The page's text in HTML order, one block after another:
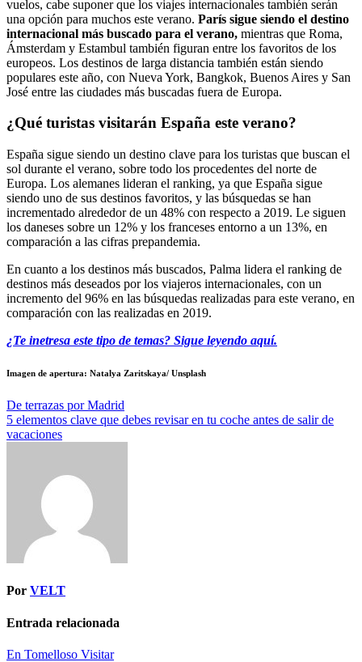
vuelos, cabe suponer que los viajes internacionales también serán
una opción para muchos este verano. París sigue siendo el destino
internacional más buscado para el verano, mientras que Roma,
Ámsterdam y Estambul también figuran entre los favoritos de los
europeos. Los destinos de larga distancia también están siendo
populares este año, con Nueva York, Bangkok, Buenos Aires y San
José entre las ciudades más buscadas fuera de Europa.
¿Qué turistas visitarán España este verano?
España sigue siendo un destino clave para los turistas que buscan el
sol durante el verano, sobre todo los procedentes del norte de
Europa. Los alemanes lideran el ranking, ya que España sigue
siendo uno de sus destinos favoritos, y las búsquedas se han
incrementado alrededor de un 48% con respecto a 2019. Le siguen
los daneses sobre un 12% y los franceses entorno a un 13%, en
comparación a las cifras prepandemia.
En cuanto a los destinos más buscados, Palma lidera el ranking de
destinos más deseados por los viajeros internacionales, con un
incremento del 96% en las búsquedas realizadas para este verano, en
comparación con las realizadas en 2019.
¿Te inetresa este tipo de temas? Sigue leyendo aquí.
Imagen de apertura: Natalya Zaritskaya/ Unsplash
Navegación
de
De terrazas por Madrid
5 elementos clave que debes revisar en tu coche antes de salir de
vacaciones
Por VELT
Entrada relacionada
En Tomelloso Visitar